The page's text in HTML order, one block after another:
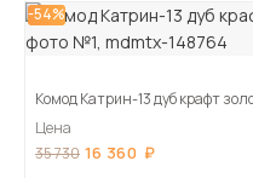
-54%
Комод Катрин-13 дуб крафт
Цена
35 730 16 360